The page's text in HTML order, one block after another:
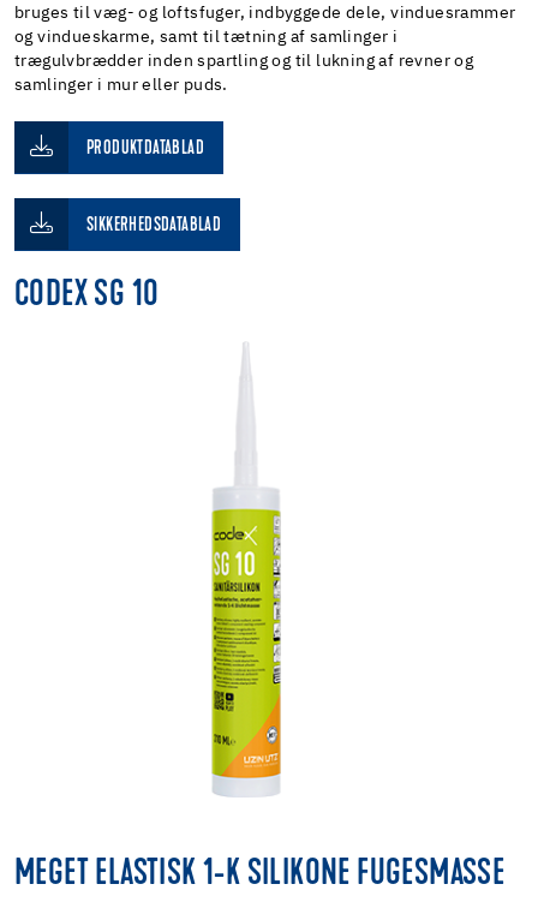
bruges til væg- og loftsfuger, indbyggede dele, vinduesrammer
og vindueskarme, samt til tætning af samlinger i
trægulvbrædder inden spartling og til lukning af revner og
samlinger i mur eller puds.
PRODUKTDATABLAD
SIKKERHEDSDATABLAD
CODEX SG 10
MEGET ELASTISK 1-K SILIKONE FUGESMASSE